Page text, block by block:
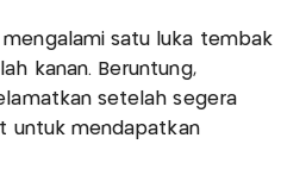
mengalami satu luka tembak
kanan. Beruntung,
setelah segera
untuk mendapatkan